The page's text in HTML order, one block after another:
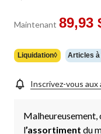
Maintenant 89,93
Liquidation◊ Articles
Inscrivez-vous
l’assortiment du